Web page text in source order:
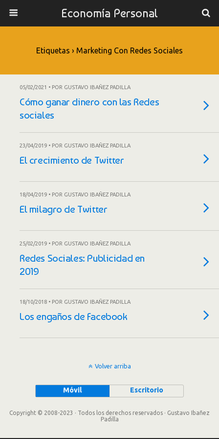
Economía Personal
Etiquetas › Marketing Con Redes Sociales
05/02/2021 • POR GUSTAVO IBAÑEZ PADILLA
Cómo ganar dinero con las Redes
sociales
23/04/2019 • POR GUSTAVO IBAÑEZ PADILLA
El crecimiento de Twitter
18/04/2019 • POR GUSTAVO IBAÑEZ PADILLA
El milagro de Twitter
25/02/2019 • POR GUSTAVO IBAÑEZ PADILLA
Redes Sociales: Publicidad en
2019
18/10/2018 • POR GUSTAVO IBAÑEZ PADILLA
Los engaños de Facebook
Volver arriba
Móvil Escritorio
Copyright © 2008-2023 · Todos los derechos reservados · Gustavo Ibañez
Padilla